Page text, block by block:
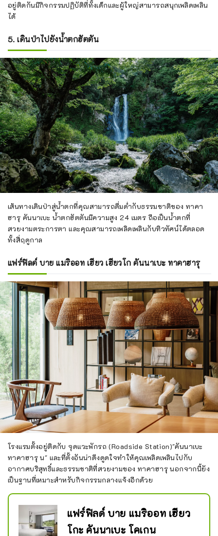
อยู่ติดกันมีกิจกรรมปฏิบัติที่ทั้งเด็กและผู้ใหญ่สามารถสนุกเพลิดเพลิน
ได้
5. เดินป่าไปยังน้ำตกฮัตตัน
เส้นทางเดินป่าสู่น้ำตกที่คุณสามารถดื่มด่ำกับธรรมชาติของ ทาคา
ฮารุ คันนาเบะ น้ำตกฮัตตันมีความสูง 24 เมตร ถือเป็นน้ำตกที่
สวยงามตระการตา และคุณสามารถเพลิดเพลินกับทิวทัศน์ได้ตลอด
ทั้งสี่ฤดูกาล
แฟร์ฟิลด์ บาย แมริออท เฮียว เฮียวโก คันนาเบะ ทาคาฮารุ
โรงแรมตั้งอยู่ติดกับ จุดแวะพักรถ (Roadside Station)"คันนาเบะ
ทาคาฮารุ น" และที่ตั้งอันน่าดึงดูดใจทำให้คุณเพลิดเพลินไปกับ
อากาศบริสุทธิ์และธรรมชาติที่สวยงามของ ทาคาฮารุ นอกจากนี้ยัง
เป็นฐานที่เหมาะสำหรับกิจกรรมกลางแจ้งอีกด้วย
แฟร์ฟิลด์ บาย แมริออท เฮียว
โกะ คันนาเบะ โคเกน